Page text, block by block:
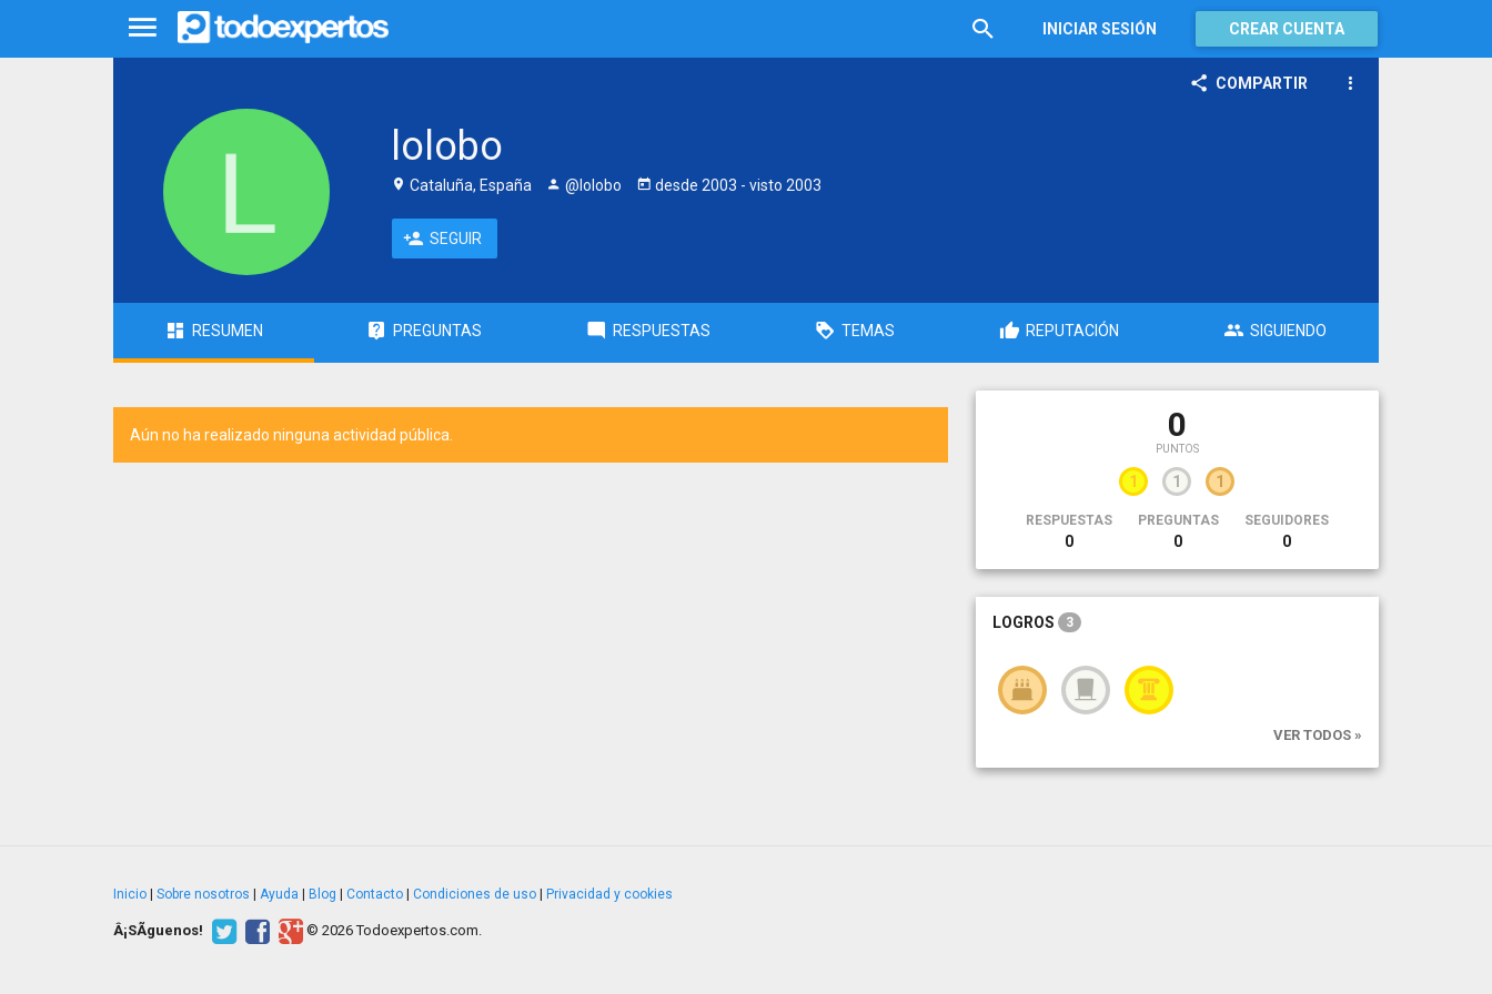
INICIAR SESIÓN CREAR CUENTA
COMPARTIR
lolobo
Cataluña, España @lolobo desde 2003 - visto 2003
SEGUIR
RESUMEN PREGUNTAS RESPUESTAS TEMAS REPUTACIÓN SIGUIENDO
Aún no ha realizado ninguna actividad pública. 0
PUNTOS
1 1 1
RESPUESTAS
0
PREGUNTAS
0
SEGUIDORES
0
LOGROS 3
VER TODOS »
Inicio Sobre nosotros Ayuda Blog Contacto Condiciones de uso Privacidad y cookies
Â¡SÃ­guenos! © 2026 Todoexpertos.com.